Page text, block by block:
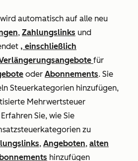
automatisch auf alle neu
, Zahlungslinks und
, einschließlich
für
oder Abonnements. Sie
Steuerkategorien hinzufügen,
Mehrwertsteuer
Sie, wie Sie
zu
, Angeboten, alten
hinzufügen